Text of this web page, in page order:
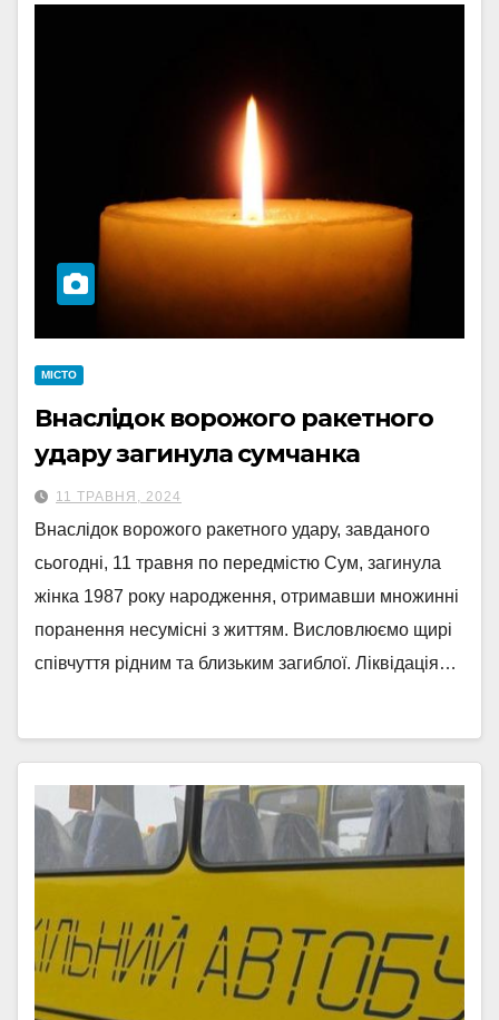
МІСТО
Внаслідок ворожого ракетного
удару загинула сумчанка
11 ТРАВНЯ, 2024
Внаслідок ворожого ракетного удару, завданого
сьогодні, 11 травня по передмістю Сум, загинула
жінка 1987 року народження, отримавши множинні
поранення несумісні з життям. Висловлюємо щирі
співчуття рідним та близьким загиблої. Ліквідація…